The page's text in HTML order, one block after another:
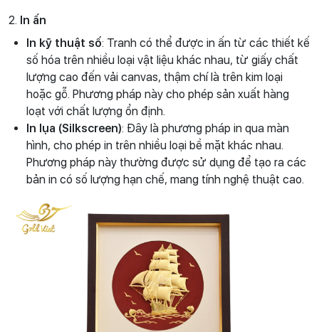
2. In ấn
In kỹ thuật số: Tranh có thể được in ấn từ các thiết kế
số hóa trên nhiều loại vật liệu khác nhau, từ giấy chất
lượng cao đến vải canvas, thậm chí là trên kim loại
hoặc gỗ. Phương pháp này cho phép sản xuất hàng
loạt với chất lượng ổn định.
In lụa (Silkscreen): Đây là phương pháp in qua màn
hình, cho phép in trên nhiều loại bề mặt khác nhau.
Phương pháp này thường được sử dụng để tạo ra các
bản in có số lượng hạn chế, mang tính nghệ thuật cao.